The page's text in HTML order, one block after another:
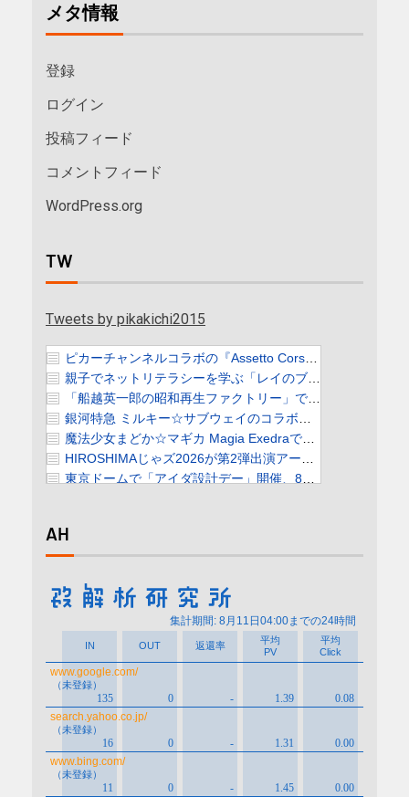
メタ情報
登録
ログイン
投稿フィード
コメントフィード
WordPress.org
TW
Tweets by pikakichi2015
AH